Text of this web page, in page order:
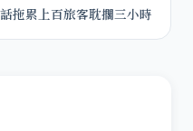
拖累上百旅客耽擱三小時